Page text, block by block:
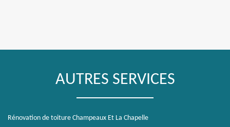
AUTRES SERVICES
Rénovation de toiture Champeaux Et La Chapelle